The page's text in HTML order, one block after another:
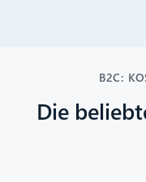
B2C:
Die